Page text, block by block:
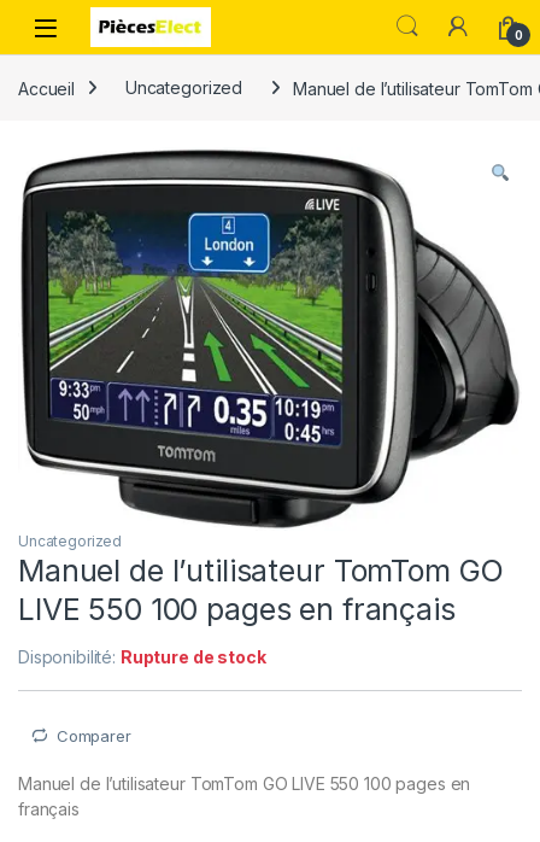
0
Accueil Uncategorized Manuel de l’utilisateur
Uncategorized
Manuel de l’utilisateur TomTom GO
LIVE 550 100 pages en français
Disponibilité: Rupture de stock
Comparer
Manuel de l’utilisateur TomTom GO LIVE 550 100 pages en
français